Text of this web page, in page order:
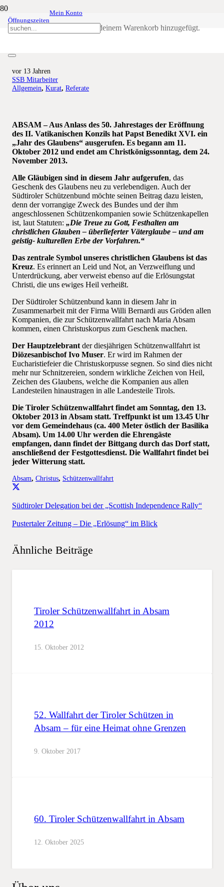
Öffnungszeiten
Mein Konto
wurde deinem Warenkorb hinzugefügt.
Schützenwallfahrt nach Absam –
vor 13 Jahren
SSB Mitarbeiter
Allgemein, Kurat, Referate
ABSAM – Aus Anlass des 50. Jahrestages der Eröffnung
des II. Vatikanischen Konzils hat Papst Benedikt XVI. ein
„Jahr des Glaubens“ ausgerufen. Es begann am 11.
Oktober 2012 und endet am Christkönigssonntag, dem 24.
November 2013.
Alle Gläubigen sind in diesem Jahr aufgerufen, das
Geschenk des Glaubens neu zu verlebendigen. Auch der
Südtiroler Schützenbund möchte seinen Beitrag dazu leisten,
denn der vorrangige Zweck des Bundes und der ihm
angeschlossenen Schützenkompanien sowie Schützenkapellen
ist, laut Statuten: „Die Treue zu Gott, Festhalten am
christlichen Glauben – überlieferter Väterglaube – und am
geistig- kulturellen Erbe der Vorfahren.“
Das zentrale Symbol unseres christlichen Glaubens ist das
Kreuz. Es erinnert an Leid und Not, an Verzweiflung und
Unterdrückung, aber verweist ebenso auf die Erlösungstat
Christi, die uns ewiges Heil verheißt.
Der Südtiroler Schützenbund kann in diesem Jahr in
Zusammenarbeit mit der Firma Willi Bernardi aus Gröden allen
Kompanien, die zur Schützenwallfahrt nach Maria Absam
kommen, einen Christuskorpus zum Geschenk machen.
Der Hauptzelebrant der diesjährigen Schützenwallfahrt ist
Diözesanbischof Ivo Muser. Er wird im Rahmen der
Eucharistiefeier die Christuskorpusse segnen. So sind dies nicht
mehr nur Schnitzereien, sondern wirkliche Zeichen von Heil,
Zeichen des Glaubens, welche die Kompanien aus allen
Landesteilen hinaustragen in alle Landesteile Tirols.
Die Tiroler Schützenwallfahrt findet am Sonntag, den 13.
Oktober 2013 in Absam statt. Treffpunkt ist um 13.45 Uhr
vor dem Gemeindehaus (ca. 400 Meter östlich der Basilika
Absam). Um 14.00 Uhr werden die Ehrengäste
empfangen, dann findet der Bittgang durch das Dorf statt,
anschließend der Festgottesdienst. Die Wallfahrt findet bei
jeder Witterung statt.
Absam, Christus, Schützenwallfahrt
Südtiroler Delegation bei der „Scottish Independence Rally“
Pustertaler Zeitung – Die „Erlösung“ im Blick
Ähnliche Beiträge
Tiroler Schützenwallfahrt in Absam
2012
15. Oktober 2012
52. Wallfahrt der Tiroler Schützen in
Absam – für eine Heimat ohne Grenzen
9. Oktober 2017
60. Tiroler Schützenwallfahrt in Absam
12. Oktober 2025